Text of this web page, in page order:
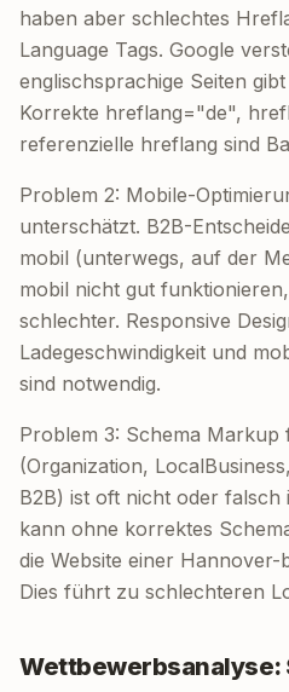
haben aber schlechtes
Language Tags. Google
englischsprachige Seiten
Korrekte hreflang="de",
referenzielle hreflang sind
Problem 2: Mobile-
unterschätzt. B2B-
mobil (unterwegs, auf der
mobil nicht gut
schlechter. Responsive
Ladegeschwindigkeit und
sind notwendig.
Problem 3: Schema Markup
(Organization,
B2B) ist oft nicht oder falsch
kann ohne korrektes
die Website einer
Dies führt zu schlechteren
Wettbewerbsanalyse: